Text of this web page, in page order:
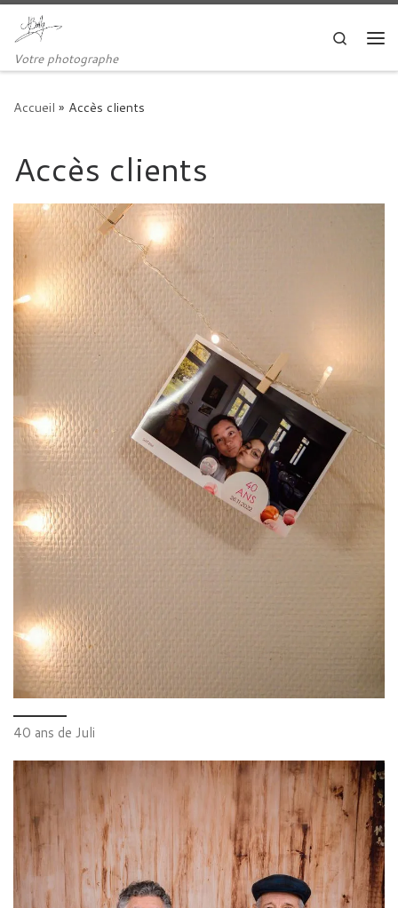
Passer au contenu
Votre photographe
Search
Accueil » Accès clients
Accès clients
40 ans de Juli